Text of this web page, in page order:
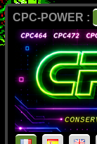
CPC-POWER :